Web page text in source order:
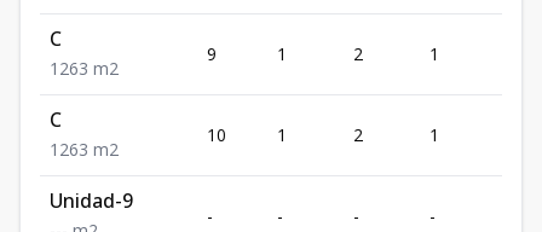
C
1 263 m2
9 1 2 1
C
1 263 m2
10 1 2 1
Unidad-9
- - - -